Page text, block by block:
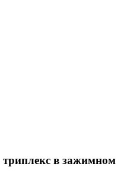
триплекс в зажимном